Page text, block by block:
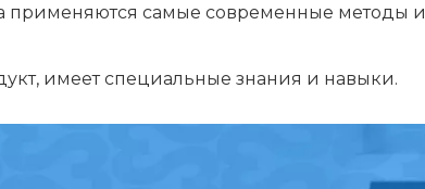
применяются самые современные методы и
имеет специальные знания и навыки.